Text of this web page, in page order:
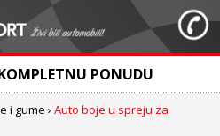
PONUDU
i gume ›Auto boje u spreju za